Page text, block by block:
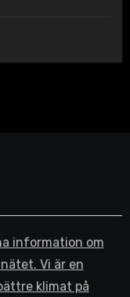
information om
Vi är en
klimat på